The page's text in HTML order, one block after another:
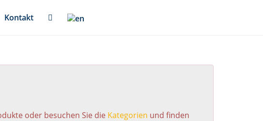
Kontakt
oder besuchen Sie die Kategorien und finden